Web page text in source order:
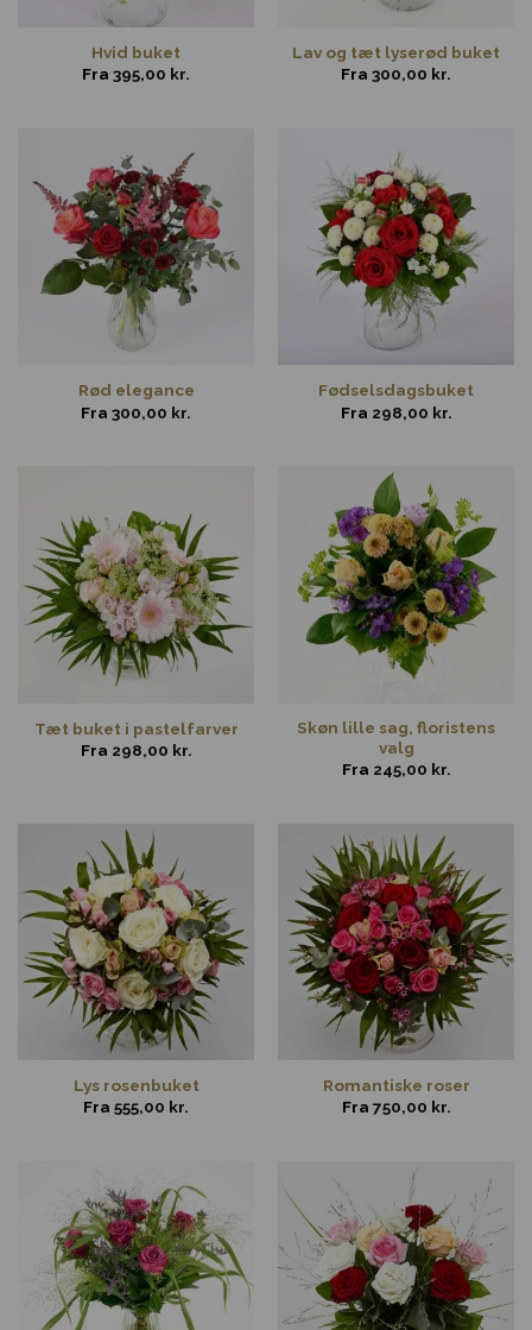
Hvid buket
Fra 395,00 kr.
Lav og tæt lyserød buket
Fra 300,00 kr.
Rød elegance
Fra 300,00 kr.
Fødselsdagsbuket
Fra 298,00 kr.
Tæt buket i pastelfarver
Fra 298,00 kr.
Skøn lille sag, floristens
valg
Fra 245,00 kr.
Lys rosenbuket
Fra 555,00 kr.
Romantiske roser
Fra 750,00 kr.